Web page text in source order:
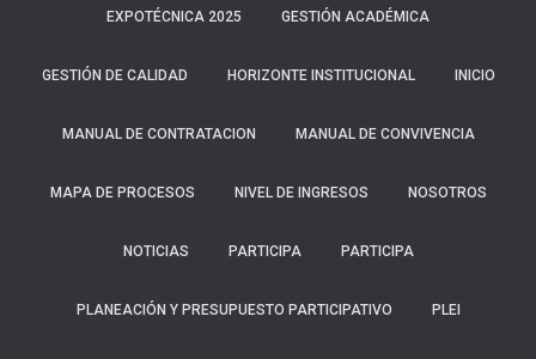
EXPOTÉCNICA 2025 GESTIÓN ACADÉMICA
GESTIÓN DE CALIDAD HORIZONTE INSTITUCIONAL INICIO
MANUAL DE CONTRATACION MANUAL DE CONVIVENCIA
MAPA DE PROCESOS NIVEL DE INGRESOS NOSOTROS
NOTICIAS PARTICIPA PARTICIPA
PLANEACIÓN Y PRESUPUESTO PARTICIPATIVO PLEI